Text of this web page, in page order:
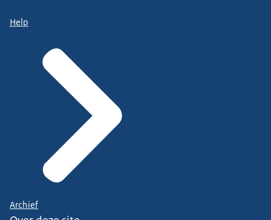
Help
Archief